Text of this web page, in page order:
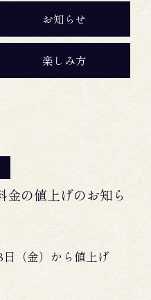
お知らせ
楽しみ方
金の値上げのお知ら
（金）から値上げ